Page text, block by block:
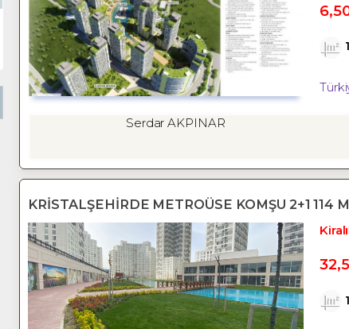
Serdar AKPINAR
KRİSTALŞEHİRDE METROÜSE KOMŞU 2+1 114